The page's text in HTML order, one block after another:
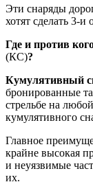
Эти снаряды
хотят сделать 3-и
Где и против
(КС)?
Кумулятивный
бронированные
стрельбе на
кумулятивного
Главное
крайне высокая
и неуязвимые
их.